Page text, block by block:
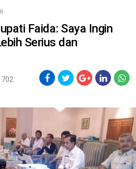
Faida: Saya Ingin
Serius dan
702